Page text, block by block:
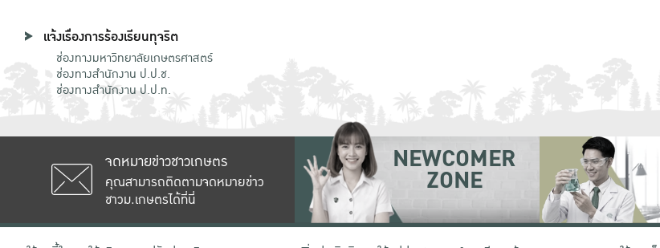
แจ้งเรื่องการร้องเรียนทุจริต
ช่องทางมหาวิทยาลัยเกษตรศาสตร์
ช่องทางสำนักงาน ป.ป.ช.
ช่องทางสำนักงาน ป.ป.ท.
จดหมายข่าวชาวเกษตร
คุณสามารถติดตามจดหมายข่าว
ชาวม.เกษตรได้ที่นี่
NEWCOMER
ZONE